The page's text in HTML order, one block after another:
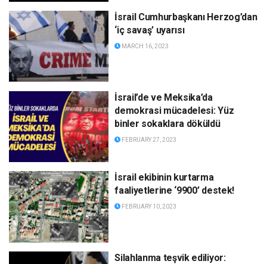
İsrail Cumhurbaşkanı Herzog’dan
‘iç savaş’ uyarısı
MARCH 16, 2023
İsrail’de ve Meksika’da
demokrasi mücadelesi: Yüz
binler sokaklara döküldü
FEBRUARY 27, 2023
İsrail ekibinin kurtarma
faaliyetlerine ‘9900’ destek!
FEBRUARY 10, 2023
Silahlanma teşvik ediliyor: